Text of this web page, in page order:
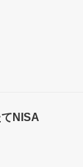
NISA